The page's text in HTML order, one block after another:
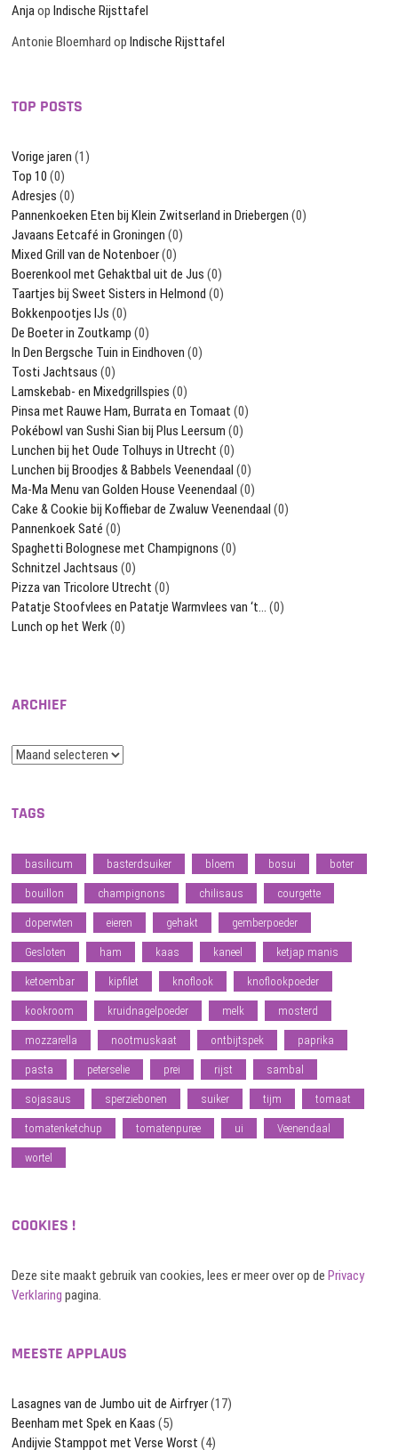
AnjaopIndische Rijsttafel
Antonie Bloemhard opIndische Rijsttafel
TOP POSTS
Vorige jaren (1)
Top 10 (0)
Adresjes (0)
Pannenkoeken Eten bij Klein Zwitserland in Driebergen (0)
Javaans Eetcafé in Groningen (0)
Mixed Grill van de Notenboer(0)
Boerenkool met Gehaktbal uit de Jus (0)
Taartjes bij Sweet Sisters in Helmond (0)
Bokkenpootjes IJs (0)
De Boeter in Zoutkamp (0)
In Den Bergsche Tuin in Eindhoven (0)
Tosti Jachtsaus (0)
Lamskebab- en Mixedgrillspies (0)
Pinsa met Rauwe Ham, Burrata en Tomaat (0)
Pokébowl van Sushi Sian bij Plus Leersum (0)
Lunchen bij het Oude Tolhuys in Utrecht (0)
Lunchen bij Broodjes & Babbels Veenendaal (0)
Ma-Ma Menu van Golden House Veenendaal (0)
Cake & Cookie bij Koffiebar de Zwaluw Veenendaal (0)
Pannenkoek Saté (0)
Spaghetti Bolognese met Champignons (0)
Schnitzel Jachtsaus (0)
Pizza van Tricolore Utrecht (0)
Patatje Stoofvlees en Patatje Warmvlees van ‘t… (0)
Lunch op het Werk(0)
ARCHIEF
Archief
TAGS
basilicum basterdsuiker bloem bosui boter
bouillon champignons chilisaus courgette
doperwten eieren gehakt gemberpoeder
Gesloten ham kaas kaneel ketjap manis
ketoembar kipfilet knoflook knoflookpoeder
kookroom kruidnagelpoeder melk mosterd
mozzarella nootmuskaat ontbijtspek paprika
pasta peterselie prei rijst sambal
sojasaus sperziebonen suiker tijm tomaat
tomatenketchup tomatenpuree ui Veenendaal
wortel
COOKIES !
Deze site maakt gebruik van cookies, lees er meer over op dePrivacy
Verklaring pagina.
MEESTE APPLAUS
Lasagnes van de Jumbo uit de Airfryer(17)
Beenham met Spek en Kaas (5)
Andijvie Stamppot met Verse Worst (4)